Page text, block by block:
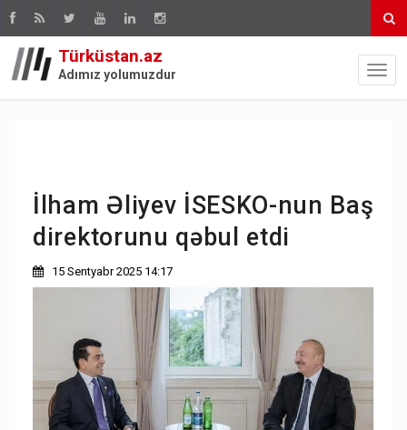
Türküstan.az
Adımız yolumuzdur
İlham Əliyev İSESKO-nun Baş
direktorunu qəbul etdi
15 Sentyabr 2025 14:17